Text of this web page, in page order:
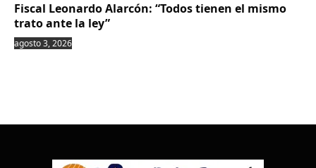
Fiscal Leonardo Alarcón: “Todos tienen el mismo
trato ante la ley”
agosto 3, 2026